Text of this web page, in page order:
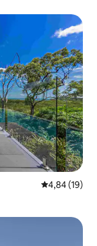
Évaluation
4,84 (19)